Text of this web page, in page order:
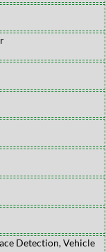
Detection, Vehicle